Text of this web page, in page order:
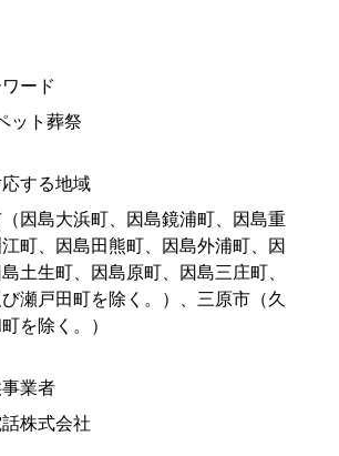
ード
ット葬祭
する地域
因島大浜町、因島鏡浦町、因島重
町、因島田熊町、因島外浦町、因
土生町、因島原町、因島三庄町、
瀬戸田町を除く。）、三原市（久
を除く。）
業者
株式会社